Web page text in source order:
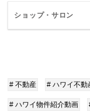
ショップ・サロン
# 不動産 # ハワイ不動
# ハワイ物件紹介動画